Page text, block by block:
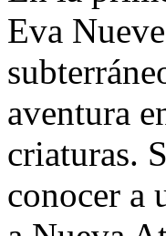
Eva
aventura
criaturas.
conocer a